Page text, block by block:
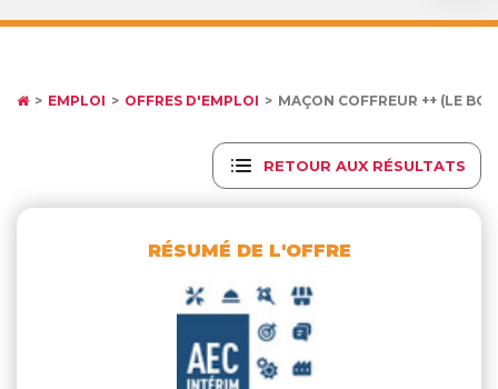
EMPLOI OFFRES D'EMPLOI MAÇON COFFREUR ++ (LE
RETOUR AUX RÉSULTATS
RÉSUMÉ DE L'OFFRE